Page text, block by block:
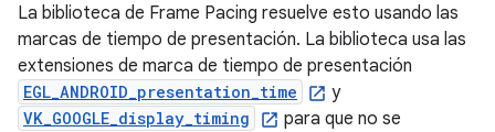
La biblioteca de Frame Pacing resuelve esto usando las
marcas de tiempo de presentación. La biblioteca usa las
extensiones de marca de tiempo de presentación
EGL_ANDROID_presentation_time y
VK_GOOGLE_display_timing
para que no se